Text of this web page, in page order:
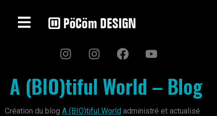
A (BIO)tiful World – Blog
Création du blog A (BIO)tiful World administré et actualisé